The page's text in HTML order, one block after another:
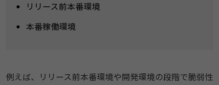
リリース前本番環境
本番稼働環境
例えば、リリース前本番環境や開発環境の段階で脆弱性